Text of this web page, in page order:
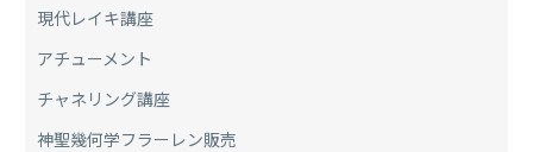
現代レイキ講座
アチューメント
チャネリング講座
神聖幾何学フラーレン販売